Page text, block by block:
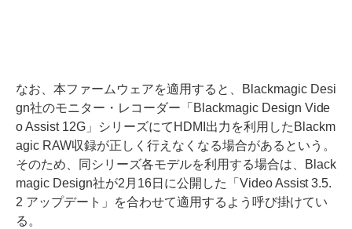
なお、本ファームウェアを適用すると、Blackmagic Desi
gn社のモニター・レコーダー「Blackmagic Design Vide
o Assist 12G」シリーズにてHDMI出力を利用したBlackm
agic RAW収録が正しく行えなくなる場合があるという。
そのため、同シリーズ各モデルを利用する場合は、Black
magic Design社が2月16日に公開した「Video Assist 3.5.
2 アップデート」を合わせて適用するよう呼び掛けてい
る。